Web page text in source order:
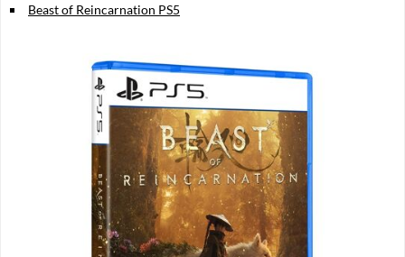
Beast of Reincarnation PS5